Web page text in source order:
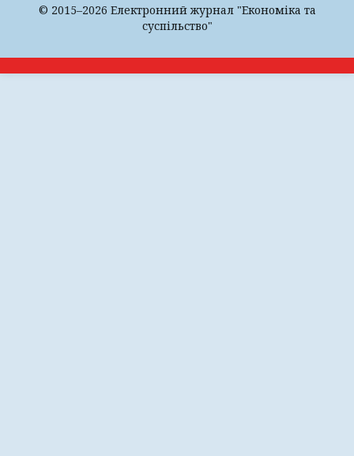
© 2015–2026 Електронний журнал "Економіка та
суспільство"